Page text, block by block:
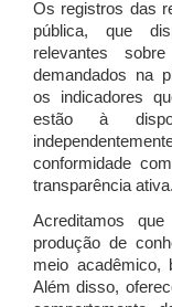
Os registros das
pública, que
relevantes
demandados na
os indicadores
estão à
conformidade
transparência ativa.
Acreditamos
produção de
meio acadêmico,
Além disso,